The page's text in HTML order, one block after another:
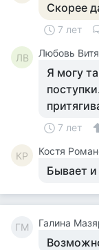
Скорее
7 лет
ЛВ Любовь
Я могу
7 лет
КР Костя
Бывает и
ГМ Галина